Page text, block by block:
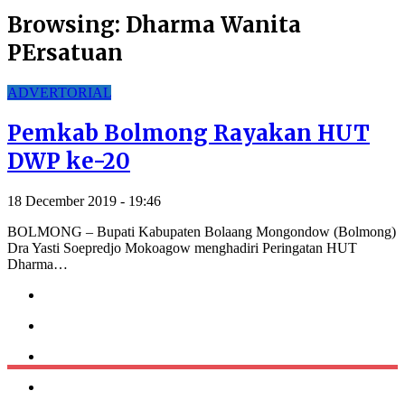
Browsing: Dharma Wanita
PErsatuan
ADVERTORIAL
Pemkab Bolmong Rayakan HUT
DWP ke-20
18 December 2019 - 19:46
BOLMONG – Bupati Kabupaten Bolaang Mongondow (Bolmong)
Dra Yasti Soepredjo Mokoagow menghadiri Peringatan HUT
Dharma…